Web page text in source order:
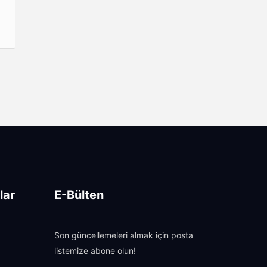
E-Bülten
Son güncellemeleri almak için posta
listemize abone olun!